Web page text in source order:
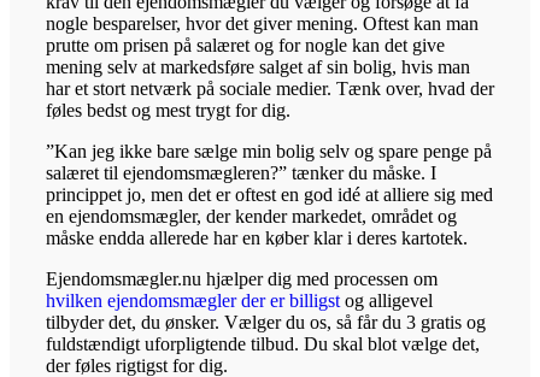
nogle besparelser, hvor det giver mening. Oftest kan man
prutte om prisen på salæret og for nogle kan det give
mening selv at markedsføre salget af sin bolig, hvis man
har et stort netværk på sociale medier. Tænk over, hvad der
føles bedst og mest trygt for dig.
”Kan jeg ikke bare sælge min bolig selv og spare penge på
salæret til ejendomsmægleren?” tænker du måske. I
princippet jo, men det er oftest en god idé at alliere sig med
en ejendomsmægler, der kender markedet, området og
måske endda allerede har en køber klar i deres kartotek.
Ejendomsmægler.nu hjælper dig med processen om
hvilken ejendomsmægler der er billigst og alligevel
tilbyder det, du ønsker. Vælger du os, så får du 3 gratis og
fuldstændigt uforpligtende tilbud. Du skal blot vælge det,
der føles rigtigst for dig.